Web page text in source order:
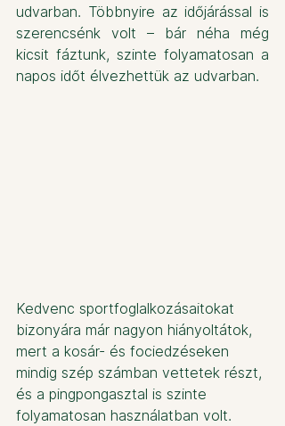
udvarban. Többnyire az időjárással is
szerencsénk volt – bár néha még
kicsit fáztunk, szinte folyamatosan a
napos időt élvezhettük az udvarban.
Kedvenc sportfoglalkozásaitokat
bizonyára már nagyon hiányoltátok,
mert a kosár- és fociedzéseken
mindig szép számban vettetek részt,
és a pingpongasztal is szinte
folyamatosan használatban volt.